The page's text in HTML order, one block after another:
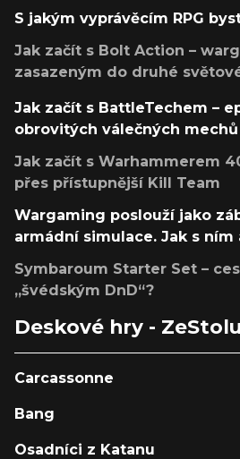
S jakým vyprávěcím RPG
Jak začít s Bolt Action –
zasazeným do druhé
Jak začít s BattleTechem –
obrovitých válečných mechů
Jak začít s Warhammerem
přes přístupnější Kill Team
Wargaming poslouží jako
armádní simulace. Jak s ním
Symbaroum Starter Set –
„švédským DnD“?
Deskové hry -
Carcassonne
Bang
Osadníci z Katanu